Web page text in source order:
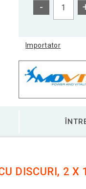
-
Importator
DISCURI, 2 X